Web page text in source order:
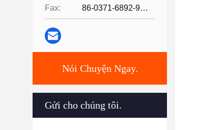
Fax: 86-0371-6892-9024
Nói Chuyện Ngay.
Gửi cho chúng tôi.